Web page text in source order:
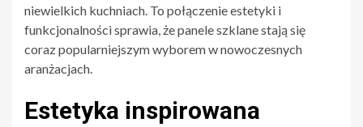
niewielkich kuchniach. To połączenie estetyki i
funkcjonalności sprawia, że panele szklane stają się
coraz popularniejszym wyborem w nowoczesnych
aranżacjach.
Estetyka inspirowana